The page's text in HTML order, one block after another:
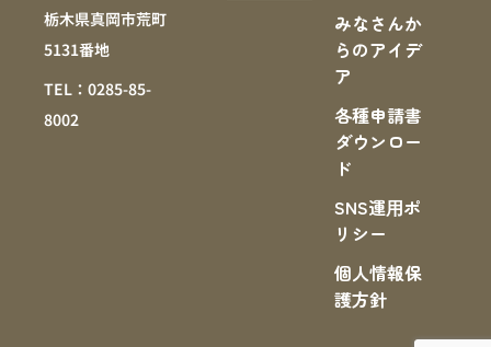
栃木県真岡市荒町
5131番地
TEL：0285-85-
8002
みなさんか
らのアイデ
ア
各種申請書
ダウンロー
ド
SNS運⽤ポ
リシー
個人情報保
護方針